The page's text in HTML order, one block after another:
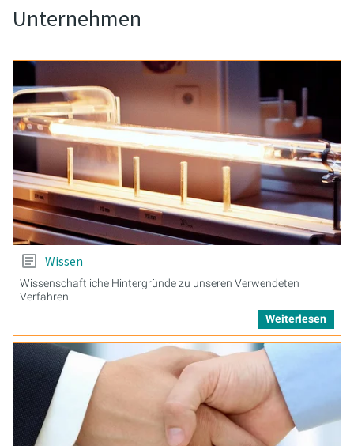
Unternehmen
Wissen
Wissenschaftliche Hintergründe zu unseren Verwendeten
Verfahren.
Weiterlesen